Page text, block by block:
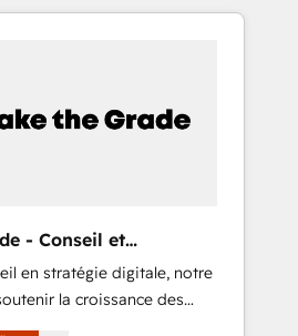
agency for an Ops
de la
30 consultants certifiés
chaque projet avec un
à une
auprès de plus de
comprenons rapidement
parfaitement
- Conseil et
en stratégie digitale, notre
la croissance des
travers l’acquisition de